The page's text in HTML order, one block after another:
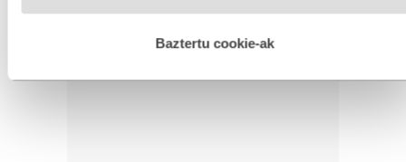
esplizitua ematen diguzu.Gehiago irakurri
Baztertu cookie-ak